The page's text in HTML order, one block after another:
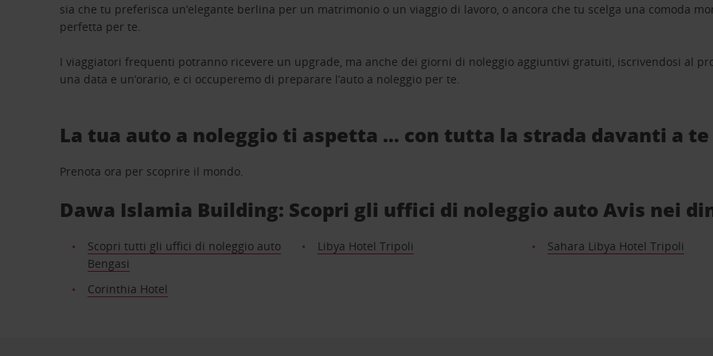
sia che tu preferisca un’elegante berlina per un matrimonio o un viaggio di lavoro, o ancora che tu scelga una comoda
perfetta per te.
I viaggiatori frequenti potranno ricevere un upgrade, ma anche dei giorni di noleggio aggiuntivi gratuiti, iscrivendosi al
una data e un’orario, e ci occuperemo di preparare l’auto a noleggio per te.
La tua auto a noleggio ti aspetta … con tutta la strada davanti a te
Prenota ora per scoprire il mondo.
Dawa Islamia Building: Scopri gli uffici di noleggio auto Avis nei
Scopri tutti gli uffici di noleggio auto
Bengasi
Libya Hotel Tripoli Sahara Libya Hotel Tripoli
Corinthia Hotel